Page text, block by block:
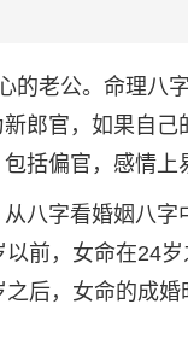
的老公。命理八
郎官，如果自己
括偏官，感情上
八字看婚姻八字
前，女命在24
后，女命的成婚